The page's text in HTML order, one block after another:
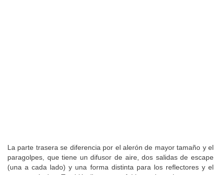
La parte trasera se diferencia por el alerón de mayor tamaño y el
paragolpes, que tiene un difusor de aire, dos salidas de escape
(una a cada lado) y una forma distinta para los reflectores y el